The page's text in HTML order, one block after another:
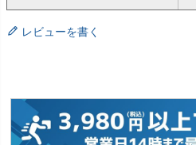
レビューを書く